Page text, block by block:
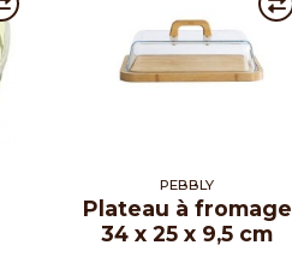
PEBBLY
Plateau à fromage
34 x 25 x 9,5 cm